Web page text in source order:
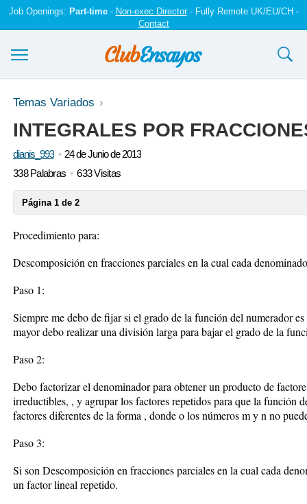
Job Openings: Part-time- Non-exec Director- Fully Remote UK/EU/CH -
Contact
Ensayos y trabajos
Registrarse
Iniciar sesión
Temas Variados
INTEGRALES POR
dianis_993
24 de Junio de 2013
338 Palabras
633 Visitas
Página 1 de 2
Procedimiento para:
Descomposición en fracciones parciales en la cual cada
Paso 1:
Siempre me debo de fijar si el grado de la función del numerador
mayor debo realizar una división larga para bajar el grado de la
Paso 2:
Debo factorizar el denominador para obtener un producto de
irreductibles, , y agrupar los factores repetidos para que la función
factores diferentes de la forma , donde o los números m y n no
Paso 3:
Si son Descomposición en fracciones parciales en la cual cada
un factor lineal repetido.